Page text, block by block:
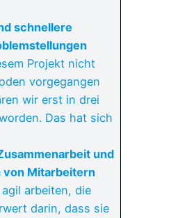
schnellere
Projekt nicht
vorgegangen
wir erst in drei
Das hat sich
und
von Mitarbeitern
agil arbeiten, die
darin, dass sie